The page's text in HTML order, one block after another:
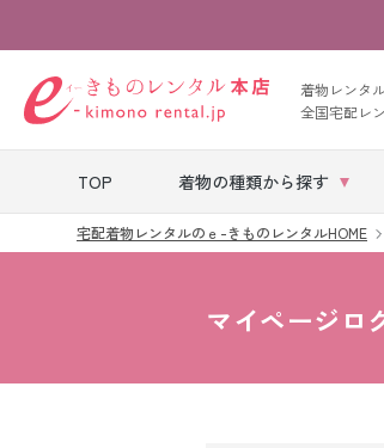
着物レンタ
全国宅配レ
TOP 着物の種類から探す
七五三レンタル
ベビー着物レン
宅配着物レンタルのｅ-きものレンタルHOME
マイページロ